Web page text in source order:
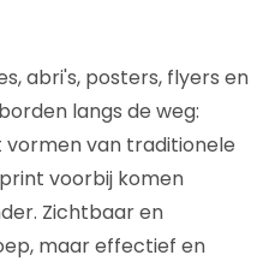
abri's, posters, flyers en
langs de weg:
vormen van traditionele
voorbij komen
Zichtbaar en
maar effectief en